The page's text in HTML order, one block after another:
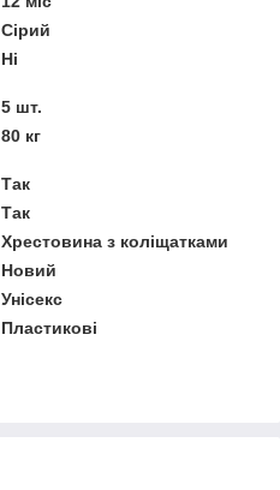
Сірий
Ні
5 шт.
80 кг
Так
Так
Хрестовина з коліщатками
Новий
Унісекс
Пластикові